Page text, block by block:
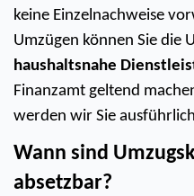
keine Einzelnachweise
haushaltsnahe
Finanzamt geltend
werden wir Sie
Wann sind
absetzbar?